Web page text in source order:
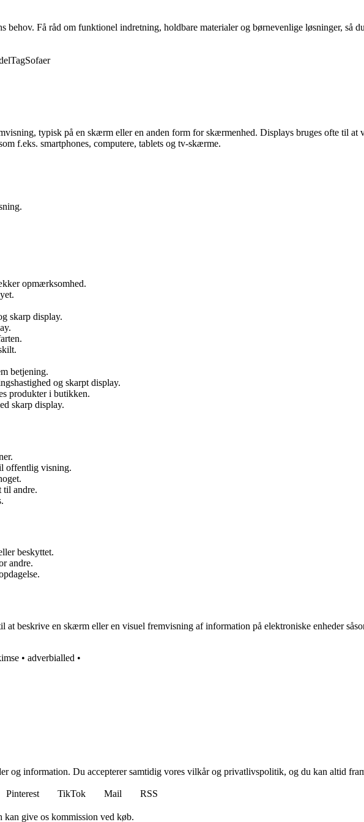
Få råd om funktionel indretning, holdbare materialer og børnevenlige løsninger, så
TagSofaer
typisk på en skærm eller en anden form for skærmenhed. Displays bruges ofte til
f.eks. smartphones, computere, tablets og tv-skærme.
opmærksomhed.
skarp display.
betjening.
og skarpt display.
produkter i butikken.
skarp display.
offentlig visning.
til andre.
beskyttet.
andre.
at beskrive en skærm eller en visuel fremvisning af information på elektroniske enheder
• adverbialled •
og information. Du accepterer samtidig vores vilkår og privatlivspolitik, og du kan altid
Pinterest TikTok Mail
RSS
give os kommission ved køb.